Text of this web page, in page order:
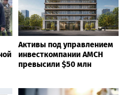
Активы под управлением
инвесткомпании AMCH
превысили $50 млн